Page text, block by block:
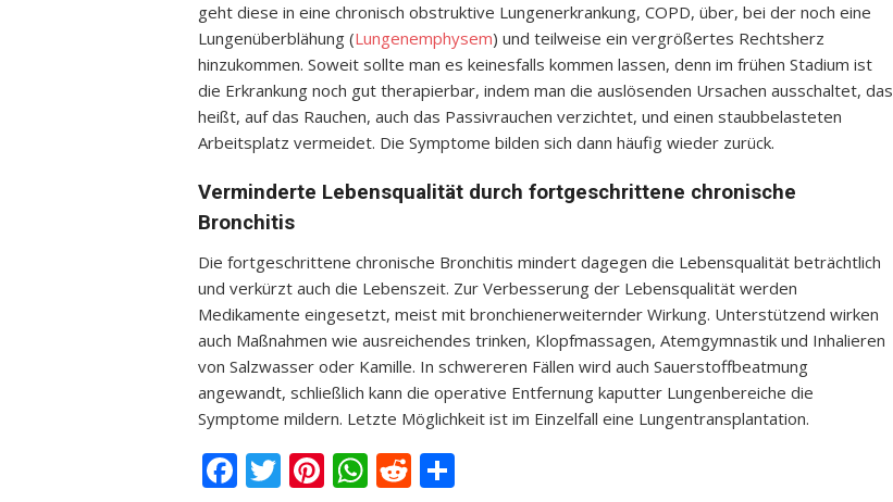
geht diese in eine chronisch obstruktive Lungenerkrankung, COPD, über, bei der noch eine
Lungenüberblähung (Lungenemphysem) und teilweise ein vergrößertes Rechtsherz
hinzukommen. Soweit sollte man es keinesfalls kommen lassen, denn im frühen Stadium ist
die Erkrankung noch gut therapierbar, indem man die auslösenden Ursachen ausschaltet, das
heißt, auf das Rauchen, auch das Passivrauchen verzichtet, und einen staubbelasteten
Arbeitsplatz vermeidet. Die Symptome bilden sich dann häufig wieder zurück.
Verminderte Lebensqualität durch fortgeschrittene chronische
Bronchitis
Die fortgeschrittene chronische Bronchitis mindert dagegen die Lebensqualität beträchtlich
und verkürzt auch die Lebenszeit. Zur Verbesserung der Lebensqualität werden
Medikamente eingesetzt, meist mit bronchienerweiternder Wirkung. Unterstützend wirken
auch Maßnahmen wie ausreichendes trinken, Klopfmassagen, Atemgymnastik und Inhalieren
von Salzwasser oder Kamille. In schwereren Fällen wird auch Sauerstoffbeatmung
angewandt, schließlich kann die operative Entfernung kaputter Lungenbereiche die
Symptome mildern. Letzte Möglichkeit ist im Einzelfall eine Lungentransplantation.
Facebook
Twitter
Pinterest
WhatsApp
Reddit